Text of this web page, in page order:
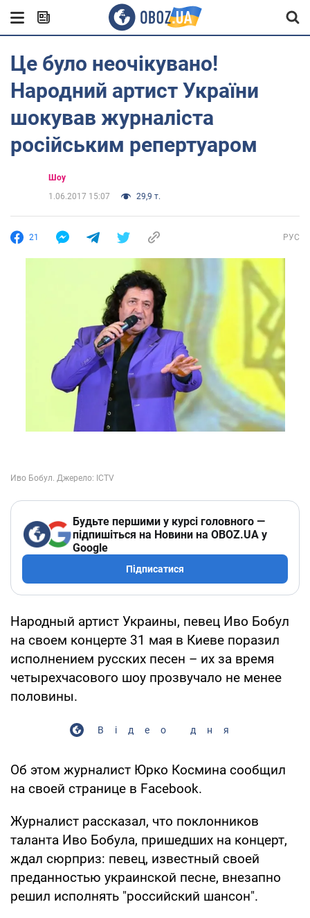
Це було неочікувано!
Народний артист України
шокував журналіста
російським репертуаром
Шоу
1.06.2017 15:07
29,9 т.
21 РУС
Будьте першими у курсі головного —
підпишіться на Новини на OBOZ.UA у
Google
Підписатися
Народный артист Украины, певец Иво Бобул
на своем концерте 31 мая в Киеве поразил
исполнением русских песен – их за время
четырехчасового шоу прозвучало не менее
половины.
Відео дня
Об этом журналист Юрко Космина сообщил
на своей странице в Facebook.
Журналист рассказал, что поклонников
таланта Иво Бобула, пришедших на концерт,
ждал сюрприз: певец, известный своей
преданностью украинской песне, внезапно
решил исполнять "российский шансон".